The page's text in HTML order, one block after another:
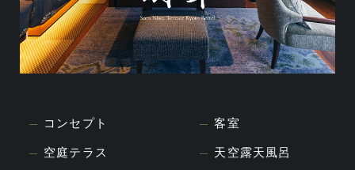
コンセプト 客室
空庭テラス 天空露天風呂